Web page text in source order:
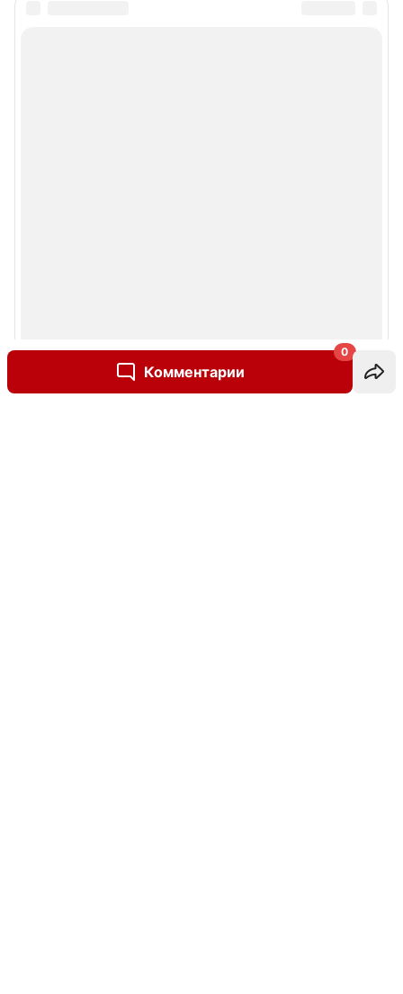
Комментарии
0